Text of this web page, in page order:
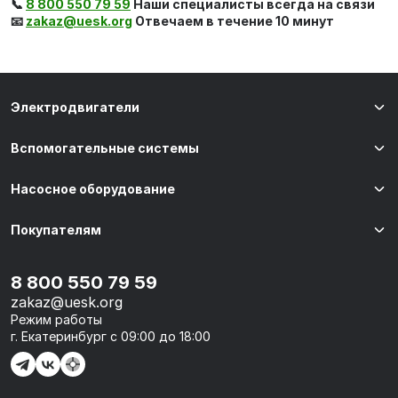
📞 8 800 550 79 59 Наши специалисты всегда на связи
📧 zakaz@uesk.org Отвечаем в течение 10 минут
Электродвигатели
Вспомогательные системы
Насосное оборудование
Покупателям
8 800 550 79 59
zakaz@uesk.org
Режим работы
г. Екатеринбург с 09:00 до 18:00